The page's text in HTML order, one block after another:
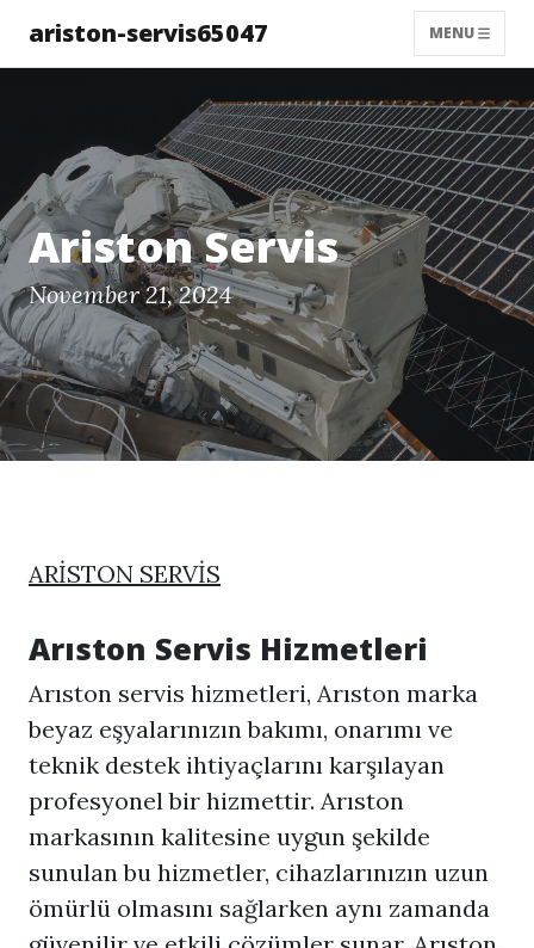
ariston-servis65047 MENU
Ariston Servis
November 21, 2024
ARİSTON SERVİS
Arıston Servis Hizmetleri
Arıston servis hizmetleri, Arıston marka
beyaz eşyalarınızın bakımı, onarımı ve
teknik destek ihtiyaçlarını karşılayan
profesyonel bir hizmettir. Arıston
markasının kalitesine uygun şekilde
sunulan bu hizmetler, cihazlarınızın uzun
ömürlü olmasını sağlarken aynı zamanda